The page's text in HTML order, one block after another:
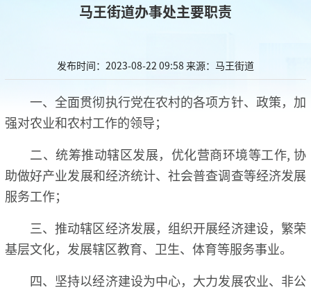
马王街道办事处主要职责
发布时间：2023-08-22 09:58 来源：马王街道
一、全面贯彻执行党在农村的各项方针、政策，加
强对农业和农村工作的领导；
二、统筹推动辖区发展，优化营商环境等工作, 协
助做好产业发展和经济统计、社会普查调查等经济发展
服务工作；
三、推动辖区经济发展，组织开展经济建设，繁荣
基层文化，发展辖区教育、卫生、体育等服务事业。
四、坚持以经济建设为中心，大力发展农业、非公